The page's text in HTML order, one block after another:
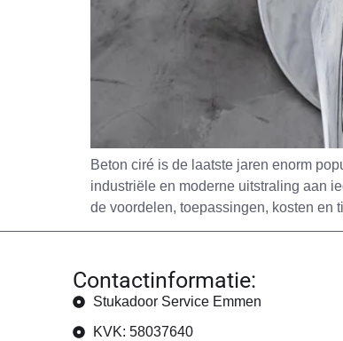
Beton ciré is de laatste jaren enorm
industriële en moderne uitstraling aan
de voordelen, toepassingen, kosten en
Contactinformatie:
Stukadoor Service Emmen
KVK: 58037640